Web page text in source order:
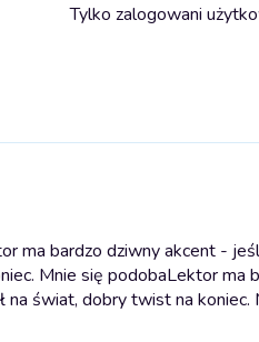
Tylko zalogowani
ma bardzo dziwny akcent -
Mnie się podobaLektor ma
świat, dobry twist na koniec.